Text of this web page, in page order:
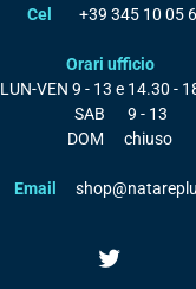
Cel
+39 345 10 05
Orari ufficio
LUN-VEN 9 - 13 e 14.30 -
SAB
9 - 13
DOM
chiuso
Email